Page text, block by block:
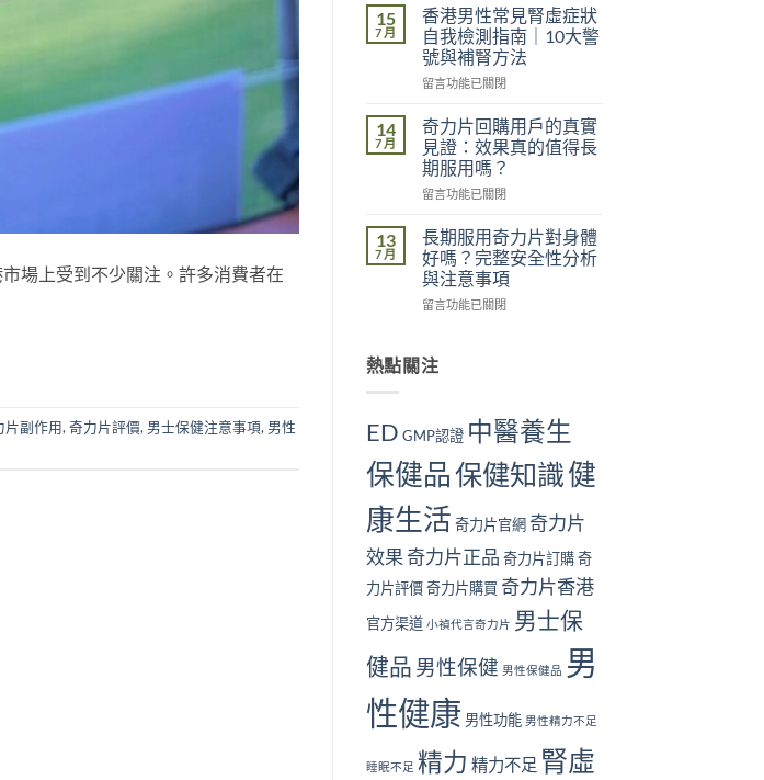
場上受到不少關注。許多消費者在
片副作用, 奇力片評價, 男士保健注意事項, 男性
性
功
能
的
影
有
多
大？
醫
學
度
全
面
解
析〉
市
男
性
精
力
足
的
五
大
原
你
中
了
幾
個？〉
15
7 月
香港男性常見腎虛症狀
自我檢測指南｜10大警
號與補腎方法
在
港
男
性
常
見
虛
症
狀
自
我
指
大
號
與
補
腎
方
法〉
中
留言功能已關閉
14
7 月
奇力片回購用戶的真實
見證：效果真的值得長
期服用嗎？
在
力
片
回
購
用
真
效
真
的
值
得
長
期
服
嗎？〉
留言功能已關閉
13
7 月
長期服用奇力片對身體
好嗎？完整安全性分析
與注意事項
在
服
用
片
身
體
好
嗎？
完
整
安
性
析
與
注
意
事
項〉
中
留言功能已關閉
熱點關注
ED GMP認證 中醫養生
保健品保健知識健
康生活 奇力片官網 奇力片
效果 奇力片正品 奇力片訂購 奇
力片評價 奇力片購買 奇力片香港
官方渠道 小禎代言奇力片 男士保
健品 男性保健 男性保健品 男
性健康 男性功能 男性精力不足
睡眠不足 精力 精力不足 腎虛